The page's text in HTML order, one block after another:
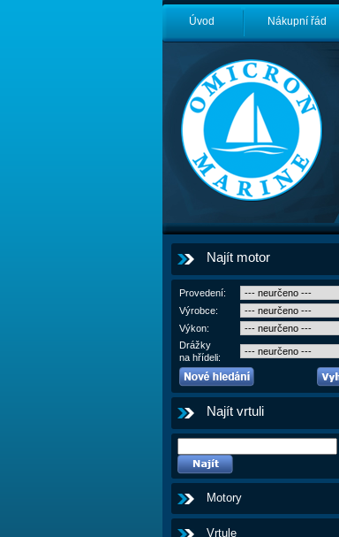
Úvod Nákupní řád
Najít motor
Provedení:
Výrobce:
Výkon:
Drážky
na hřídeli:
Najít vrtuli
Motory
Vrtule